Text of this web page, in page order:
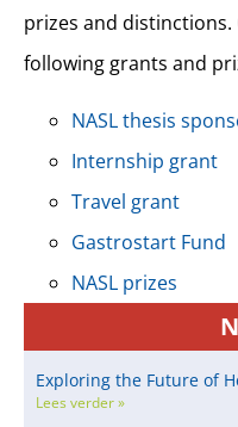
prizes and
following grants and
NASL thesis
Internship grant
Travel grant
Gastrostart Fund
NASL prizes
Exploring the Future of
Lees verder »